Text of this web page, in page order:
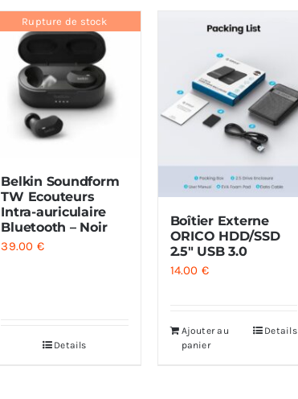
Rupture de stock
Belkin Soundform
TW Ecouteurs
Intra-auriculaire
Bluetooth – Noir
39.00 €
Details
Boîtier Externe
ORICO HDD/SSD
2.5″ USB 3.0
14.00 €
Ajouter au
panier
Details